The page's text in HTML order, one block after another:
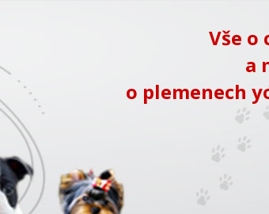
Vše o
a
o plemenech